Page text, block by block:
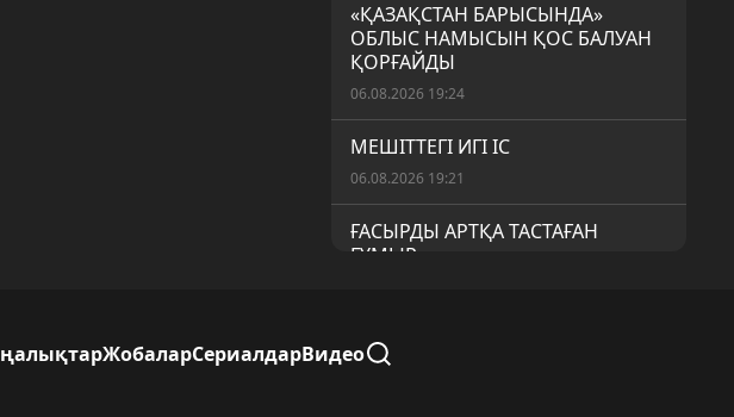
«ҚАЗАҚСТАН БАРЫСЫНДА»
ОБЛЫС НАМЫСЫН ҚОС БАЛУАН
ҚОРҒАЙДЫ
06.08.2026 19:24
МЕШІТТЕГІ ИГІ ІС
06.08.2026 19:21
ҒАСЫРДЫ АРТҚА ТАСТАҒАН
ҒҰМЫР
«АУЫЛ АМАНАТЫ»: МЕМЛЕКЕТТІК
ҚОЛДАУДЫҢ НАҚТЫ НӘТИЖЕСІ
ЖобаларСериалдарВидео